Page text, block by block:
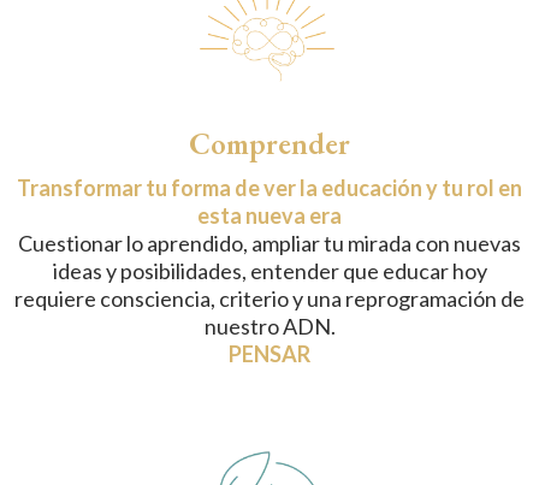
Comprender
Transformar tu forma de ver la educación y tu rol en
esta nueva era
Cuestionar lo aprendido, ampliar tu mirada con nuevas
ideas y posibilidades, entender que educar hoy
requiere consciencia, criterio y una reprogramación de
nuestro ADN.
PENSAR